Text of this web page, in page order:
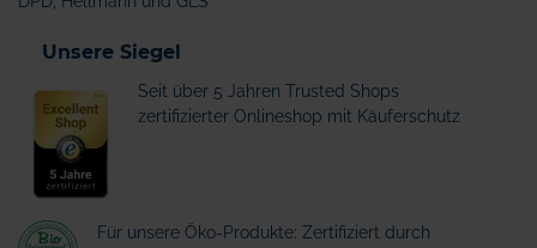
Unsere Siegel
Seit über 5 Jahren Trusted Shops
zertifizierter Onlineshop mit Käuferschutz
Für unsere Öko-Produkte: Zertifiziert durch